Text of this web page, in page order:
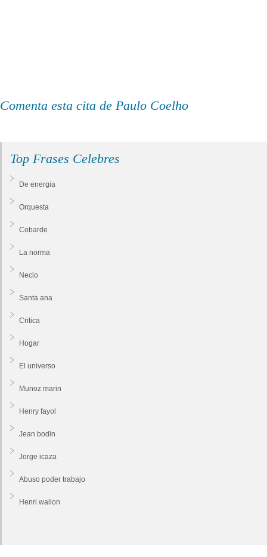
Comenta esta cita de Paulo Coelho
Top Frases Celebres
De energia
Orquesta
Cobarde
La norma
Necio
Santa ana
Critica
Hogar
El universo
Munoz marin
Henry fayol
Jean bodin
Jorge icaza
Abuso poder trabajo
Henri wallon